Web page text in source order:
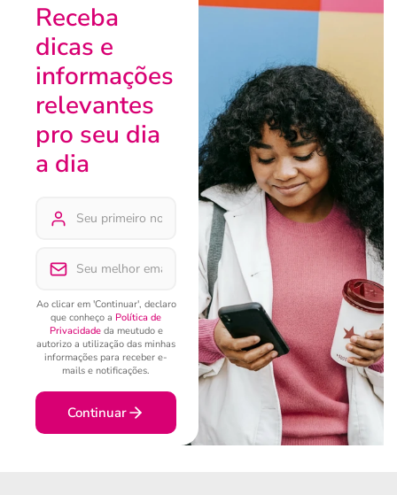
Receba
dicas e
informações
relevantes
pro seu dia
a dia
Ao clicar em 'Continuar', declaro
que conheço a Política de
Privacidadeda meutudo e
autorizo a utilização das minhas
informações para receber e-
mails e notificações.
Continuar